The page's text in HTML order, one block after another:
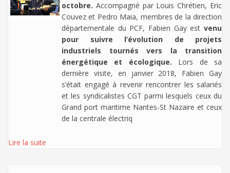
octobre. Accompagné par Louis Chrétien, Eric
Couvez et Pedro Maia, membres de la direction
départementale du PCF, Fabien Gay est venu
pour suivre l’évolution de projets
industriels tournés vers la transition
énergétique et écologique. Lors de sa
dernière visite, en janvier 2018, Fabien Gay
s’était engagé à revenir rencontrer les salariés
et les syndicalistes CGT parmi lesquels ceux du
Grand port maritime Nantes-St Nazaire et ceux
de la centrale électriq
Lire la suite